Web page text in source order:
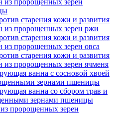
из пророщенных зерен
старения кожи и развития
из пророщенных зерен ржи
старения кожи и развития
пророщенных зерен овса
старения кожи и развития
пророщенных зерен ячменя
ванна с сосновой хвоей
зернами пшеницы
ванна со сбором трав и
зернами пшеницы
пророщенных зерен